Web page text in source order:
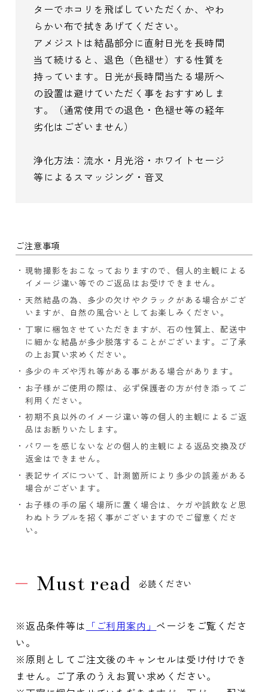
ターでホコリを飛ばしていただくか、やわ
らかい布で拭きあげてください。
アメジストは結晶部分に直射日光を長時間
当て続けると、退色（色褪せ）する性質を
持っています。日光が長時間当たる場所へ
の設置は避けていただく事をおすすめしま
す。（通常使用での退色・色褪せ等の経年
劣化はございません）
浄化方法：流水・月光浴・ホワイトセージ
等によるスマッジング・音叉
ご注意事項
現物撮影をおこなっておりますので、個人的主観による
イメージ違い等でのご返品はお受けできません。
天然結晶の為、多少の欠けやクラックがある場合がござ
いますが、自然の風合いとしてお楽しみください。
丁寧に梱包させていただきますが、石の性質上、配送中
に細かな結晶が多少脱落することがございます。ご了承
の上お買い求めください。
多少のキズや汚れ等がある事がある場合があります。
お子様がご使用の際は、必ず保護者の方が付き添ってご
利用ください。
初期不良以外のイメージ違い等の個人的主観によるご返
品はお断りいたします。
パワーを感じないなどの個人的主観による返品交換及び
返金はできません。
表記サイズについて、計測箇所により多少の誤差がある
場合がございます。
お子様の手の届く場所に置く場合は、ケガや誤飲など思
わぬトラブルを招く事がございますのでご留意くださ
い。
Must read 必読ください
※返品条件等は 「ご利用案内」 ページをご覧くださ
い。
※原則としてご注文後のキャンセルは受け付けでき
ません。ご了承のうえお買い求めください。